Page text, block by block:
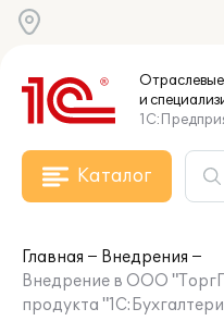
Отраслевые
и
Каталог
Главная
Внедрения
Внедрение в ООО
продукта